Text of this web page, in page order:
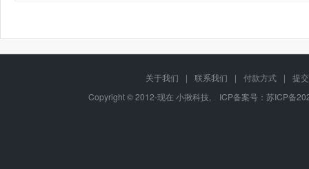
关于我们 | 联系我们 | 付款方式 |
提
Copyright © 2012-现在 小揪科技, ICP备案号： 苏ICP备